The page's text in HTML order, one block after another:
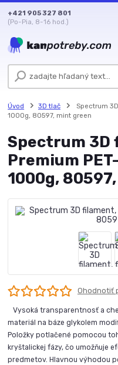
+421 905 327 801
(Po-Pia, 8-16 hod.)
Úvod 3D tlač
Spectrum
1000g, 80597, mint green
Spectrum 3D
Premium
1000g,
Ohodnotiť
Vysoká transparentnosť a
materiál na báze glykolem
Položky potlačené pomocou
kryštalickej fázy, čo umožňuje
predmetov. Hlavnou výhodou